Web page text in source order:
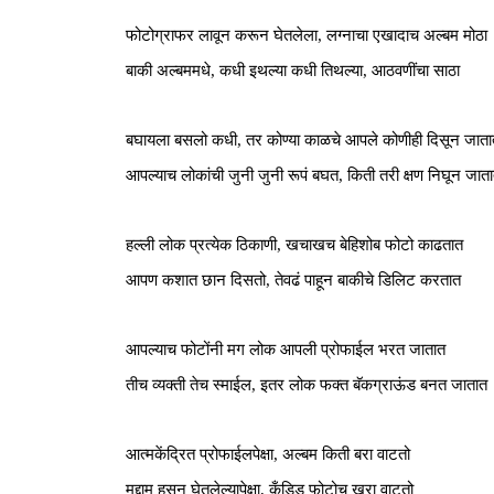
फोटोग्राफर लावून करून घेतलेला, लग्नाचा एखादाच अल्बम मोठा
बाकी अल्बममधे, कधी इथल्या कधी तिथल्या, आठवणींचा साठा
बघायला बसलो कधी, तर कोण्या काळचे आपले कोणीही दिसून
आपल्याच लोकांची जुनी जुनी रूपं बघत, किती तरी क्षण निघून
हल्ली लोक प्रत्येक ठिकाणी, खचाखच बेहिशोब फोटो काढतात
आपण कशात छान दिसतो, तेवढं पाहून बाकीचे डिलिट करतात
आपल्याच फोटोंनी मग लोक आपली प्रोफाईल भरत जातात
तीच व्यक्ती तेच स्माईल, इतर लोक फक्त बॅकग्राऊंड बनत जातात
आत्मकेंद्रित प्रोफाईलपेक्षा, अल्बम किती बरा वाटतो
मुद्दाम हसून घेतलेल्यापेक्षा, कँडिड फोटोच खरा वाटतो